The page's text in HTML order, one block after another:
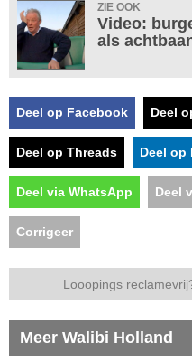
ZIE OOK
Video:
als
Deel op Facebook Deel
Deel op Threads Deel op
Deel via WhatsApp Deel
Corrigeer
Looopings
Meer Walibi Holland